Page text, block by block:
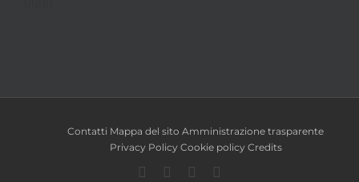
Contatti Mappa del sito Amministrazione trasparente
Privacy Policy Cookie policy Credits
Facebook
TwitterYouTube